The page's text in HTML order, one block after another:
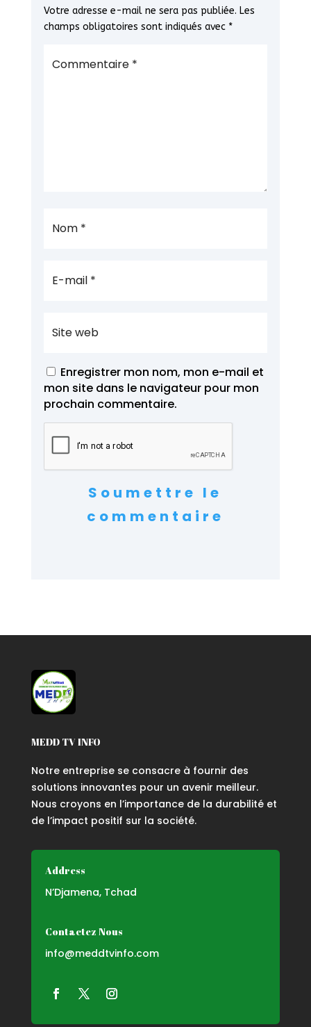
Votre adresse e-mail ne sera pas publiée. Les
champs obligatoires sont indiqués avec *
Enregistrer mon nom, mon e-mail et
mon site dans le navigateur pour mon
prochain commentaire.
Soumettre le
commentaire
MEDD TV INFO
Notre entreprise se consacre à fournir des
solutions innovantes pour un avenir meilleur.
Nous croyons en l’importance de la durabilité et
de l’impact positif sur la société.
Address
N’Djamena, Tchad
Contactez Nous
info@meddtvinfo.com